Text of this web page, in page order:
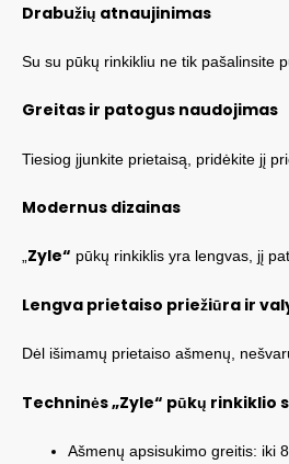
Drabužių atnaujinimas
Su su pūkų rinkikliu ne tik pašalinsite
Greitas ir patogus naudojimas
Tiesiog įjunkite prietaisą, pridėkite jį
Modernus dizainas
„Zyle“ pūkų rinkiklis yra lengvas, jį
Lengva prietaiso priežiūra ir
Dėl išimamų prietaiso ašmenų,
Techninės „Zyle“ pūkų rinkiklio
Ašmenų apsisukimo greitis: iki